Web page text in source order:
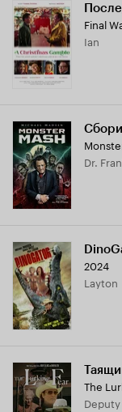
Final
Ian
Dr.
2024
Layton
The
Deputy